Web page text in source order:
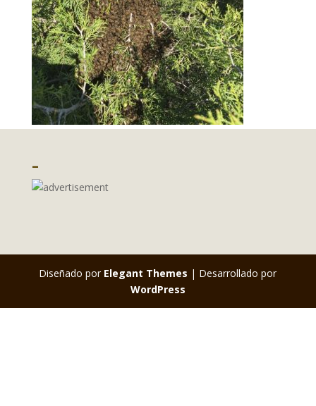
–
Diseñado por Elegant Themes | Desarrollado por
WordPress